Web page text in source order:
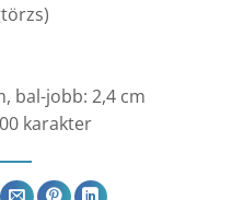
bal-jobb: 2,4 cm
karakter